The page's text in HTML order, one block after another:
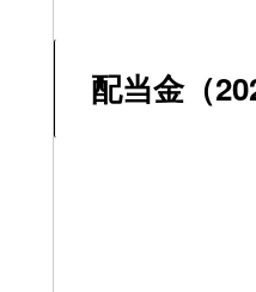
配当金（